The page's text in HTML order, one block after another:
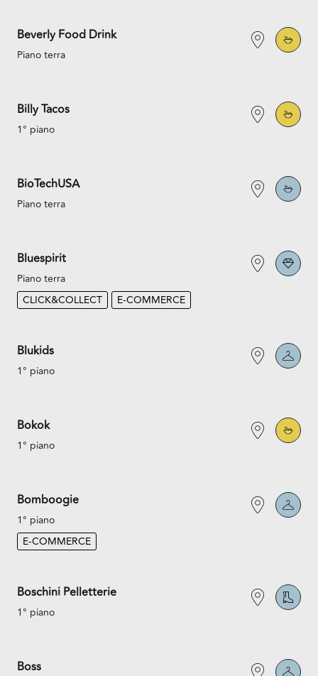
Beverly Food Drink
Piano terra
Billy Tacos
1° piano
BioTechUSA
Piano terra
Bluespirit
Piano terra
CLICK&COLLECT
E-COMMERCE
Blukids
1° piano
Bokok
1° piano
Bomboogie
1° piano
E-COMMERCE
Boschini Pelletterie
1° piano
Boss